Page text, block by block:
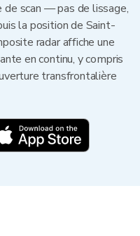
de scan — pas de lissage,
la position de Saint-
radar affiche une
en continu, y compris
transfrontalière